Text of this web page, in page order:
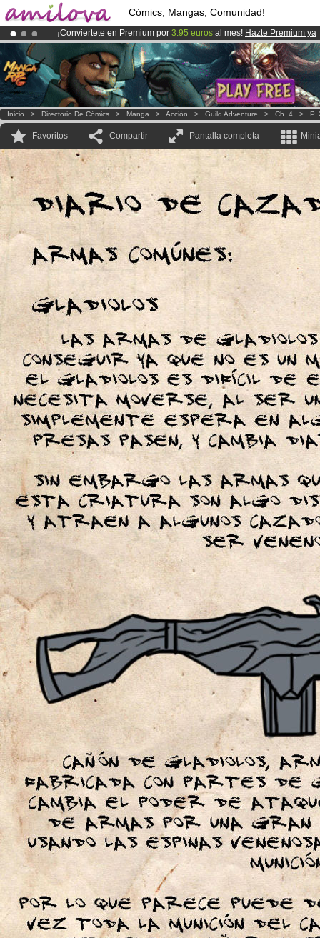
Cómics, Mangas, Comunidad!
¡Conviertete en Premium por 3.95 euros al mes! Hazte Premium ya
¡El Kickstarter Amilova está desormado lanzado!.
¡Ya tenemos 100000miembrosy 1000 Cómics y Mangas!.
Inicio > Directorio De Cómics > Manga > Acción > Guild Adventure > Ch. 4 > P.
Favoritos Compartir Pantalla completa